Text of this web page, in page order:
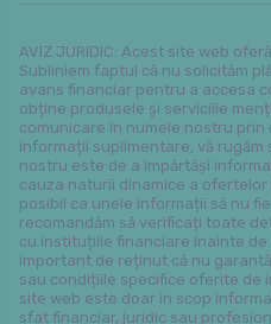
AVIZ JURIDIC: Acest site web
Subliniem faptul că nu solicităm
avans financiar pentru a accesa
obține produsele și serviciile
comunicare în numele nostru prin
informații suplimentare, vă rugăm
nostru este de a împărtăși
cauza naturii dinamice a
posibil ca unele informații să nu
recomandăm să verificați toate
cu instituțiile financiare înainte de
important de reținut că nu
sau condițiile specifice oferite de
site web este doar în scop
sfat financiar, juridic sau